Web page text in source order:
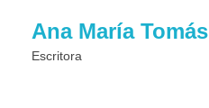
Ana María Tomás
Escritora